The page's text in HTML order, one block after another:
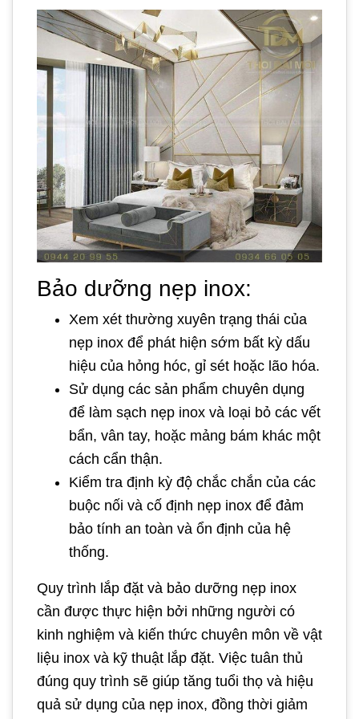
Bảo dưỡng nẹp inox:
Xem xét thường xuyên trạng thái của
nẹp inox để phát hiện sớm bất kỳ dấu
hiệu của hỏng hóc, gỉ sét hoặc lão hóa.
Sử dụng các sản phẩm chuyên dụng
để làm sạch nẹp inox và loại bỏ các vết
bẩn, vân tay, hoặc mảng bám khác một
cách cẩn thận.
Kiểm tra định kỳ độ chắc chắn của các
buộc nối và cố định nẹp inox để đảm
bảo tính an toàn và ổn định của hệ
thống.
Quy trình lắp đặt và bảo dưỡng nẹp inox
cần được thực hiện bởi những người có
kinh nghiệm và kiến thức chuyên môn về vật
liệu inox và kỹ thuật lắp đặt. Việc tuân thủ
đúng quy trình sẽ giúp tăng tuổi thọ và hiệu
quả sử dụng của nẹp inox, đồng thời giảm